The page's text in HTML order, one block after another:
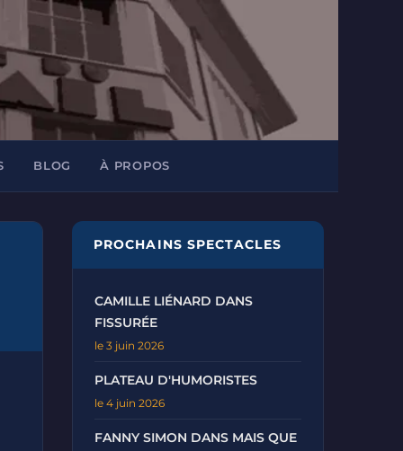
BLOG À PROPOS
PROCHAINS SPECTACLES
CAMILLE LIÉNARD DANS
FISSURÉE
le 3 juin 2026
PLATEAU D'HUMORISTES
le 4 juin 2026
FANNY SIMON DANS MAIS QUE